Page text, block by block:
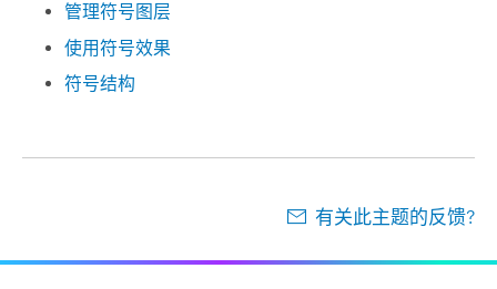
管理符号图层
使用符号效果
符号结构
有关此主题的反馈?